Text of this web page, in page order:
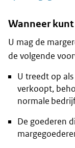
Wanneer
U mag de
de volgende
U treedt op
verkoopt,
normale
De goederen